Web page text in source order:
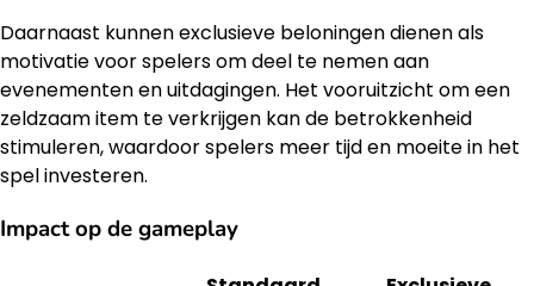
Daarnaast kunnen exclusieve beloningen dienen als
motivatie voor spelers om deel te nemen aan
evenementen en uitdagingen. Het vooruitzicht om een
zeldzaam item te verkrijgen kan de betrokkenheid
stimuleren, waardoor spelers meer tijd en moeite in het
spel investeren.
Impact op de gameplay